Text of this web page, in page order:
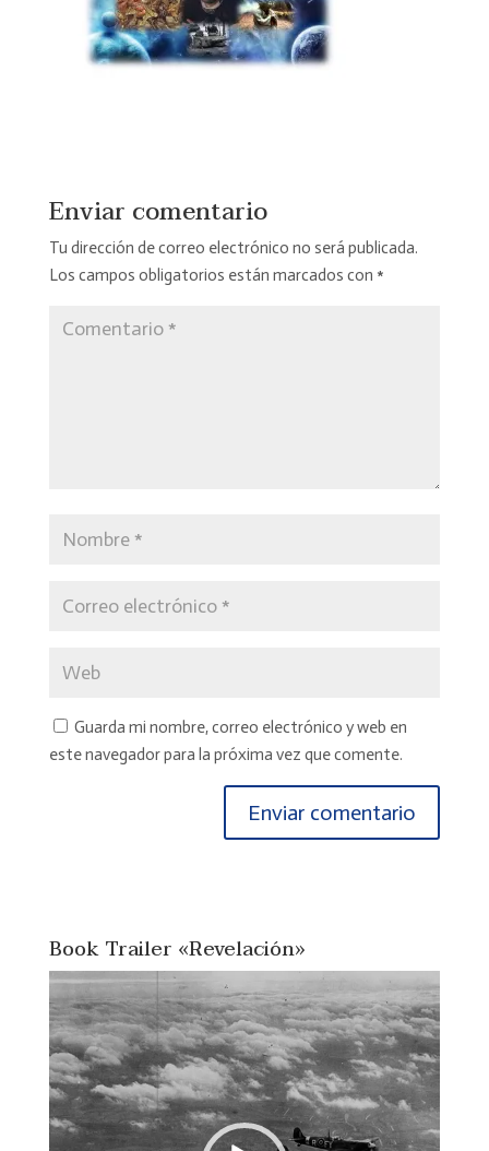
Enviar comentario
Tu dirección de correo electrónico no será publicada.
Los campos obligatorios están marcados con *
Guarda mi nombre, correo electrónico y web en
este navegador para la próxima vez que comente.
Book Trailer «Revelación»
Reproductor
de
vídeo